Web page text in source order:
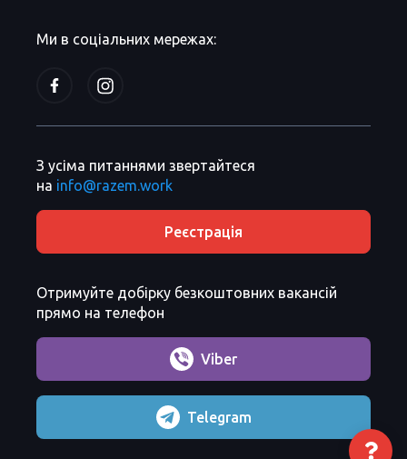
Ми в соціальних мережах:
З усіма питаннями звертайтеся
на info@razem.work
Реєстрація
Отримуйте добірку безкоштовних вакансій
прямо на телефон
Viber
Telegram